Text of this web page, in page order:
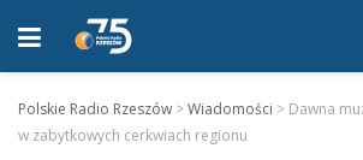
Polskie Radio Rzeszów >Wiadomości > Dawna
w zabytkowych cerkwiach regionu